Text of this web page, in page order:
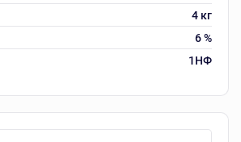
4 кг
6 %
1НФ